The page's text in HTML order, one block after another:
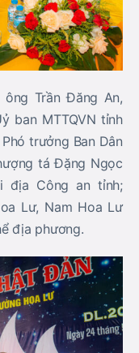
Trần Đăng An,
ban MTTQVN tỉnh
trưởng Ban Dân
tá Đặng Ngọc
địa Công an tỉnh;
Lư, Nam Hoa Lư
địa phương.